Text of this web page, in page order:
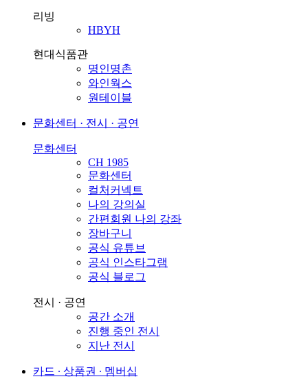
리빙
HBYH
현대식품관
명인명촌
와인웍스
원테이블
문화센터 · 전시 · 공연
문화센터
CH 1985
문화센터
컬처커넥트
나의 강의실
간편회원 나의 강좌
장바구니
공식 유튜브
공식 인스타그램
공식 블로그
전시 · 공연
공간 소개
진행 중인 전시
지난 전시
카드 ∙ 상품권 ∙ 멤버십